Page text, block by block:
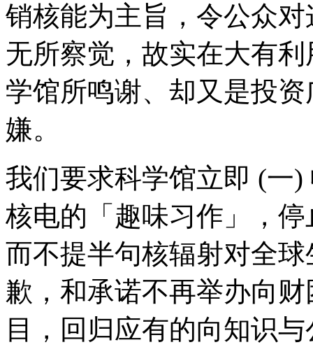
销核能为主旨，令公众
无所察觉，故实在大有
学馆所鸣谢、却又是投
嫌。
我们要求科学馆立即 (一)
核电的「趣味习作」，
而不提半句核辐射对全
歉，和承诺不再举办向
目，回归应有的向知识